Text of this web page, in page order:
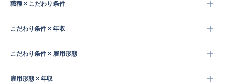
職種 × こだわり条件
こだわり条件 × 年収
こだわり条件 × 雇用形態
雇用形態 × 年収